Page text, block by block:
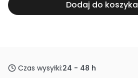
Dodaj do koszyka
Czas wysyłki:24 - 48 h